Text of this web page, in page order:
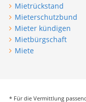
Mietrückstand
Mieterschutzbund
Mieter kündigen
Mietbürgschaft
Miete
* Für die Vermittlung